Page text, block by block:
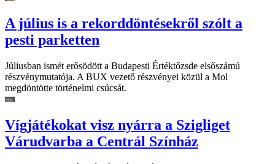
A július is a rekorddöntésekről szólt a
pesti parketten
Júliusban ismét erősödött a Budapesti Értéktőzsde elsőszámú
részvénymutatója. A BUX vezető részvényei közül a Mol
megdöntötte történelmi csúcsát.
Vígjátékokat visz nyárra a Szigliget
Várudvarba a Centrál Színház